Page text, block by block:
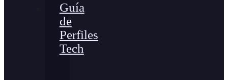
Guía
de
Perfiles
Tech